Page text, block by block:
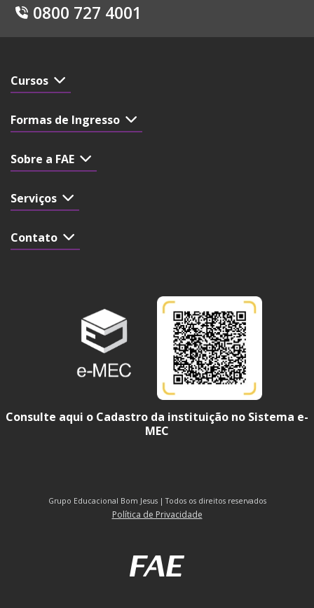
0800 727 4001
Cursos
Formas de Ingresso
Sobre a FAE
Serviços
Contato
Consulte aqui o Cadastro da instituição no Sistema e-
MEC
Grupo Educacional Bom Jesus | Todos os direitos reservados
Política de Privacidade